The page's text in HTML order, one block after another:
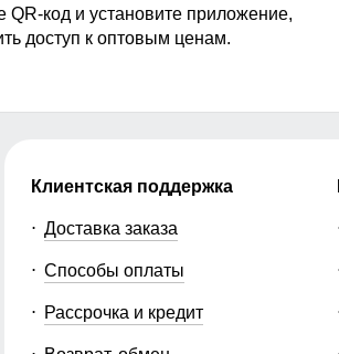
QR-код и установите приложение,
доступ к оптовым ценам.
Клиентская поддержка
Доставка заказа
Способы оплаты
Рассрочка и кредит